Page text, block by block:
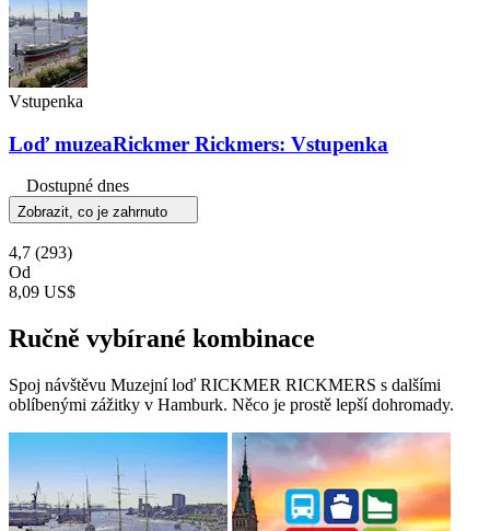
Vstupenka
Loď muzeaRickmer Rickmers: Vstupenka
Dostupné dnes
Zobrazit, co je zahrnuto
4,7 (293)
Od
8,09 US$
Ručně vybírané kombinace
Spoj návštěvu Muzejní loď RICKMER RICKMERS s dalšími
oblíbenými zážitky v Hamburk. Něco je prostě lepší dohromady.